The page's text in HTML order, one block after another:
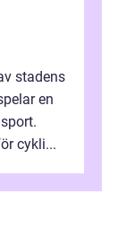
stadens
en
cykli...